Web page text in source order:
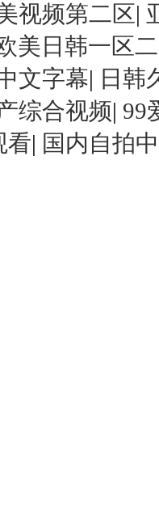
视频第二区|
美日韩一区
文字幕| 日韩
综合视频| 99
看| 国内自拍